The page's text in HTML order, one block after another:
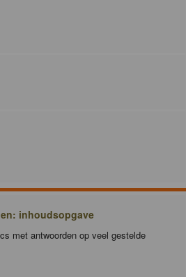
inhoudsopgave
met antwoorden op veel gestelde